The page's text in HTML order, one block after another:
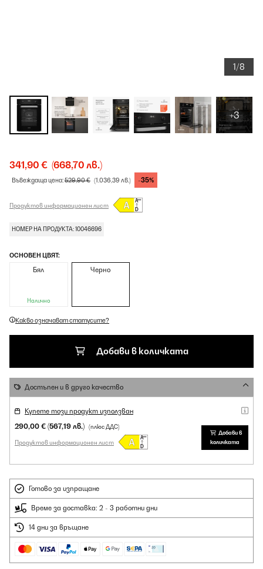
1/8
+3
341,90 € (668,70 лв.)
Въвеждаща цена:529,90 € (1.036,39 лв.) -35%
Продуктов информационен лист
НОМЕР НА ПРОДУКТА: 10046696
ОСНОВЕН ЦВЯТ:
Бял
Налично
Черно
Какво означават статусите?
Добави в количката
Достъпен и в друго качество
Купете този продукт използван
290,00 € (567,19 лв.) (плюс ДДС)
Продуктов информационен лист
Добави в
количката
Готово за изпращане
Време за доставка: 2 - 3 работни дни
14 дни за връщане